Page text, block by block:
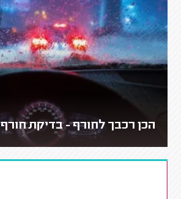
הכן רכבך לחורף - בדיקת חורף